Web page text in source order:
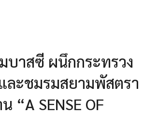
บาสซี ผนึกกระทรวง
ละชมรมสยามพัสตรา
“A SENSE OF